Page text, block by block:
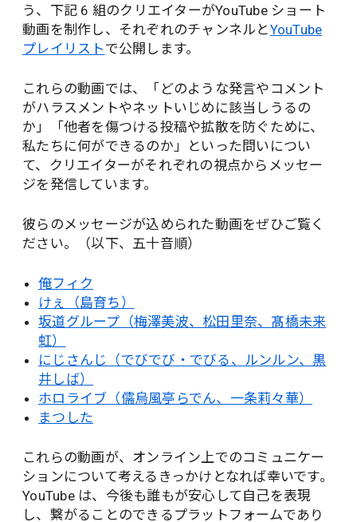
う、下記 6 組のクリエイターがYouTube ショート
動画を制作し、それぞれのチャンネルとYouTube
プレイリスト で公開します。
これらの動画では、「どのような発言やコメント
がハラスメントやネットいじめに該当しうるの
か」「他者を傷つける投稿や拡散を防ぐために、
私たちに何ができるのか」といった問いについ
て、クリエイターがそれぞれの視点からメッセー
ジを発信しています。
彼らのメッセージが込められた動画をぜひご覧く
ださい。（以下、五十音順）
俺フィク
けぇ（島育ち）
坂道グループ（梅澤美波、松田里奈、髙橋未来
虹）
にじさんじ（でびでび・でびる、ルンルン、黒
井しば）
ホロライブ（儒烏風亭らでん、一条莉々華）
まつした
これらの動画が、オンライン上でのコミュニケー
ションについて考えるきっかけとなれば幸いです。
YouTube は、今後も誰もが安心して自己を表現
し、繋がることのできるプラットフォームであり